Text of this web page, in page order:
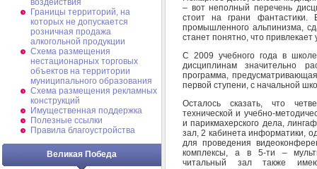
воздействия
Границы территорий, на
которых не допускается
розничная продажа
алкогольной продукции
Схема размещения
нестационарных торговых
объектов на территории
муниципального образования
Схема размещения рекламных
конструкций
Имущественная поддержка
Полезные ссылки
Правила благоустройства
Великая Победа
– вот неполный перечень
стоит на грани фантастики.
промышленного альпинизма,
станет понятно, что
С 2009 учебного года в
дисциплинам значительно
программа,
первой ступени, с начальной
Осталось сказать, что
технической и учебно-
и парикмахерского дела,
зал, 2 кабинета информатики,
для проведения
комплексы, а в 5-ти –
читальный зал также